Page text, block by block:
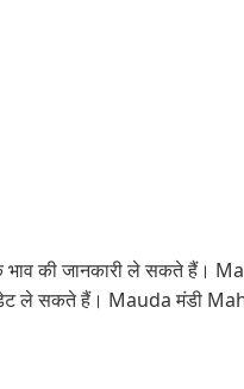
भाव की जानकारी ले सकते हैं।
ले सकते हैं। Mauda मंडी